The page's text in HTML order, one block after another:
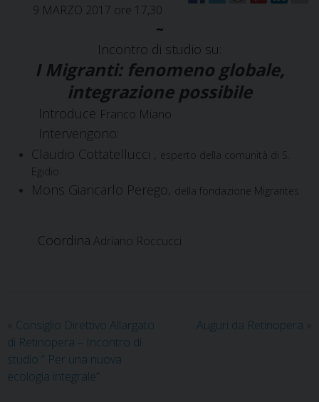
9 MARZO 2017 ore 17,30
~
Incontro di studio su:
I Migranti: fenomeno globale,
integrazione possibile
Introduce Franco Miano
Intervengono:
Claudio Cottatellucci ,
esperto della comunità di S.
Egidio
Mons Giancarlo Perego, della fondazione Migrantes
Coordina Adriano Roccucci
« Consiglio Direttivo Allargato
di Retinopera – Incontro di
studio ” Per una nuova
ecologia integrale”
Auguri da Retinopera »